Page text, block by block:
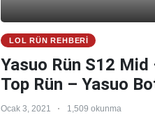
LOL RÜN REHBERI
Yasuo Rün S12 Mid
Top Rün – Yasuo
Ocak 3, 2021 1,509 okunma